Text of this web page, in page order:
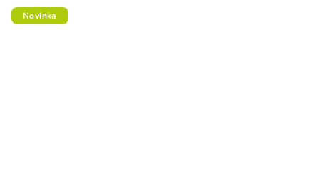
Novinka